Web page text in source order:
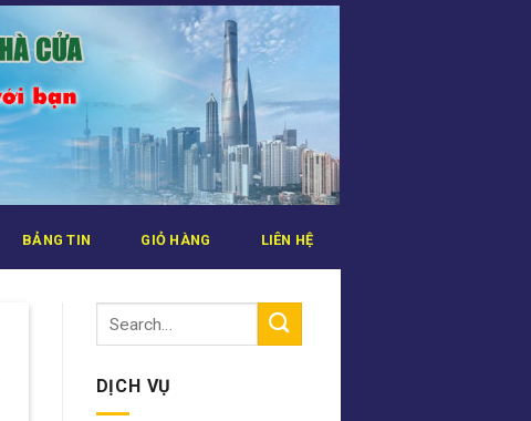
BẢNG TIN GIỎ HÀNG LIÊN HỆ
DỊCH VỤ